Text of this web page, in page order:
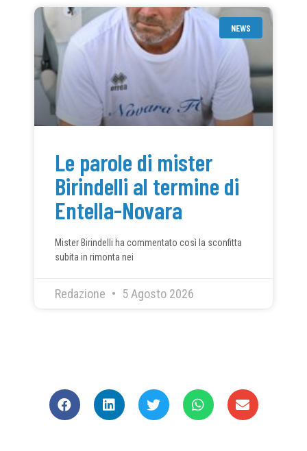
NEWS
Le parole di mister
Birindelli al termine di
Entella-Novara
Mister Birindelli ha commentato così la sconfitta
subita in rimonta nei
Redazione 5 Agosto 2026